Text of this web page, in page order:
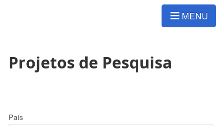
MENU
Projetos de Pesquisa
País